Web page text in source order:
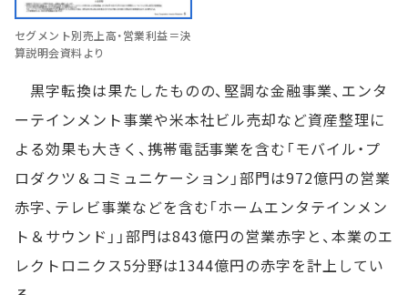
セグメント別売上高・営業利益＝決
算説明会資料より
黒字転換は果たしたものの、堅調な金融事業、エンタ
ーテインメント事業や米本社ビル売却など資産整理に
よる効果も大きく、携帯電話事業を含む「モバイル・プ
ロダクツ＆コミュニケーション」部門は972億円の営業
赤字、テレビ事業などを含む「ホームエンタテインメン
ト＆サウンド」」部門は843億円の営業赤字と、本業のエ
レクトロニクス5分野は1344億円の赤字を計上してい